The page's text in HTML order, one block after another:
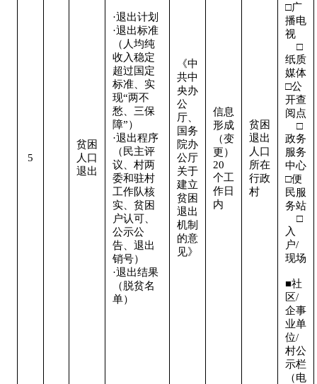
5
贫困
人口
退出
·退出计划
·退出标准
（人均纯
收入稳定
超过国定
标准、实
现“两不
愁、三保
障”）
·退出程序
（民主评
议、村两
委和驻村
工作队核
实、贫困
户认可、
公示公
告、退出
销号）
·退出结果
（脱贫名
单）
《中
共中
央办
公
厅、
国务
院办
公厅
关于
建立
贫困
退出
机制
的意
见》
信息
形成
（变
更）
20
个工
作日
内
贫困
退出
人口
所在
行政
村
□广
播电
视
□
纸质
媒体
□公
开查
阅点
□
政务
服务
中心
□便
民服
务站
□
入
户/
现场
■社
区/
企事
业单
位/
村公
示栏
（电